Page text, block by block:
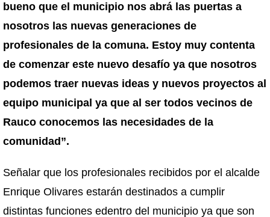
bueno que el municipio nos abrá las puertas a
nosotros las nuevas generaciones de
profesionales de la comuna. Estoy muy contenta
de comenzar este nuevo desafío ya que nosotros
podemos traer nuevas ideas y nuevos proyectos al
equipo municipal ya que al ser todos vecinos de
Rauco conocemos las necesidades de la
comunidad”.
Señalar que los profesionales recibidos por el alcalde
Enrique Olivares estarán destinados a cumplir
distintas funciones edentro del municipio ya que son